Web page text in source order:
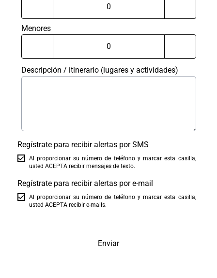
Menores
Descripción / itinerario (lugares y actividades)
Regístrate para recibir alertas por SMS
Al proporcionar su número de teléfono y marcar esta casilla,
usted ACEPTA recibir mensajes de texto.
Regístrate para recibir alertas por e-mail
Al proporcionar su número de teléfono y marcar esta casilla,
usted ACEPTA recibir e-mails.
Enviar